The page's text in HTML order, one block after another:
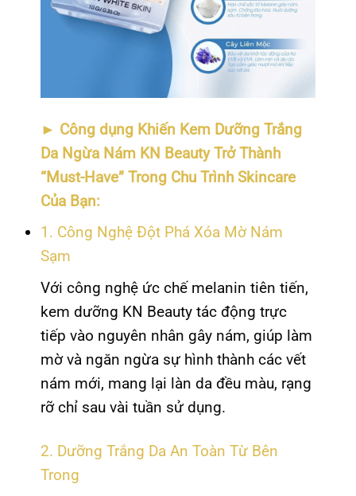
► Công dụng Khiến Kem Dưỡng Trắng
Da Ngừa Nám KN Beauty Trở Thành
“Must-Have” Trong Chu Trình Skincare
Của Bạn:
1. Công Nghệ Đột Phá Xóa Mờ Nám
Sạm
Với công nghệ ức chế melanin tiên tiến,
kem dưỡng KN Beauty tác động trực
tiếp vào nguyên nhân gây nám, giúp làm
mờ và ngăn ngừa sự hình thành các vết
nám mới, mang lại làn da đều màu, rạng
rỡ chỉ sau vài tuần sử dụng.
2. Dưỡng Trắng Da An Toàn Từ Bên
Trong